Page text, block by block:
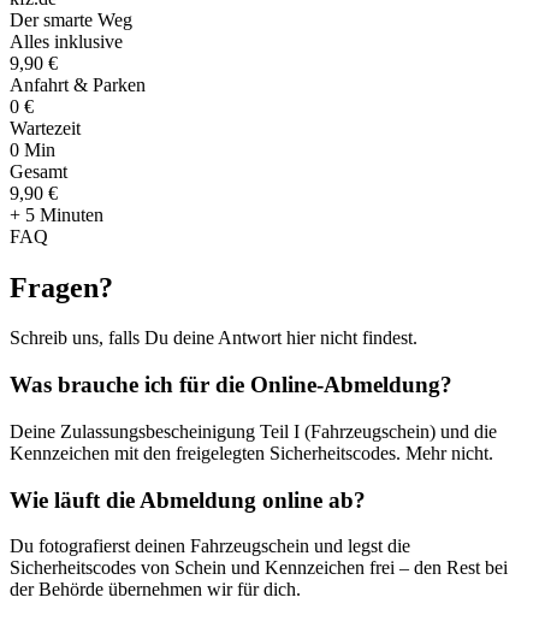
Der smarte Weg
Alles inklusive
9,90 €
Anfahrt & Parken
0 €
Wartezeit
0 Min
Gesamt
9,90 €
+ 5 Minuten
FAQ
Fragen?
Schreib uns, falls Du deine Antwort hier nicht findest.
Was brauche ich für die Online-Abmeldung?
Deine Zulassungsbescheinigung Teil I (Fahrzeugschein) und die
Kennzeichen mit den freigelegten Sicherheitscodes. Mehr nicht.
Wie läuft die Abmeldung online ab?
Du fotografierst deinen Fahrzeugschein und legst die
Sicherheitscodes von Schein und Kennzeichen frei – den Rest bei
der Behörde übernehmen wir für dich.